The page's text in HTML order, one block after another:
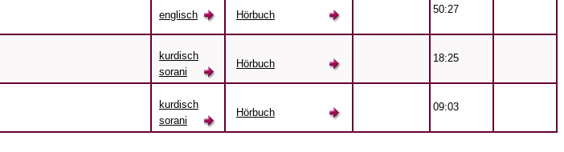
englisch Hörbuch 50:27
kurdisch
sorani
Hörbuch 18:25
kurdisch
sorani
Hörbuch 09:03